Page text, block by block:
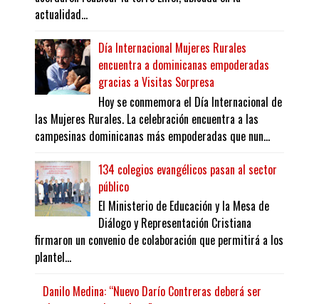
actualidad...
Día Internacional Mujeres Rurales
encuentra a dominicanas empoderadas
gracias a Visitas Sorpresa
Hoy se conmemora el Día Internacional de
las Mujeres Rurales. La celebración encuentra a las
campesinas dominicanas más empoderadas que nun...
134 colegios evangélicos pasan al sector
público
El Ministerio de Educación y la Mesa de
Diálogo y Representación Cristiana
firmaron un convenio de colaboración que permitirá a los
plantel...
Danilo Medina: “Nuevo Darío Contreras deberá ser